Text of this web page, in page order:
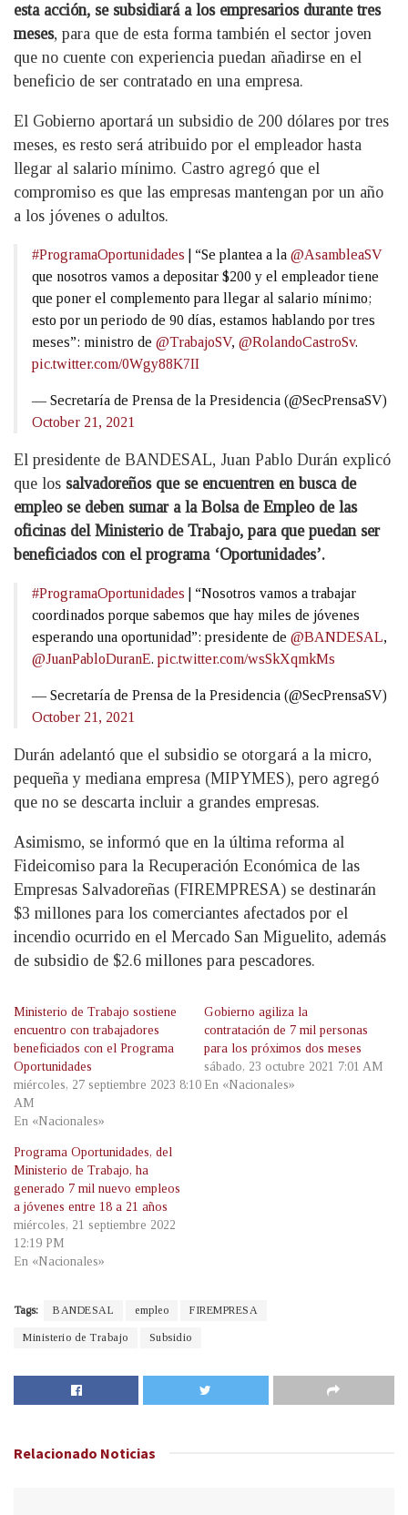
esta acción, se subsidiará a los empresarios durante tres
meses, para que de esta forma también el sector joven
que no cuente con experiencia puedan añadirse en el
beneficio de ser contratado en una empresa.
El Gobierno aportará un subsidio de 200 dólares por tres
meses, es resto será atribuido por el empleador hasta
llegar al salario mínimo. Castro agregó que el
compromiso es que las empresas mantengan por un año
a los jóvenes o adultos.
#ProgramaOportunidades | “Se plantea a la @AsambleaSV
que nosotros vamos a depositar $200 y el empleador tiene
que poner el complemento para llegar al salario mínimo;
esto por un periodo de 90 días, estamos hablando por tres
meses”: ministro de @TrabajoSV, @RolandoCastroSv.
pic.twitter.com/0Wgy88K7II
— Secretaría de Prensa de la Presidencia (@SecPrensaSV)
October 21, 2021
El presidente de BANDESAL, Juan Pablo Durán explicó
que los salvadoreños que se encuentren en busca de
empleo se deben sumar a la Bolsa de Empleo de las
oficinas del Ministerio de Trabajo, para que puedan ser
beneficiados con el programa ‘Oportunidades’.
#ProgramaOportunidades | “Nosotros vamos a trabajar
coordinados porque sabemos que hay miles de jóvenes
esperando una oportunidad”: presidente de @BANDESAL,
@JuanPabloDuranE. pic.twitter.com/wsSkXqmkMs
— Secretaría de Prensa de la Presidencia (@SecPrensaSV)
October 21, 2021
Durán adelantó que el subsidio se otorgará a la micro,
pequeña y mediana empresa (MIPYMES), pero agregó
que no se descarta incluir a grandes empresas.
Asimismo, se informó que en la última reforma al
Fideicomiso para la Recuperación Económica de las
Empresas Salvadoreñas (FIREMPRESA) se destinarán
$3 millones para los comerciantes afectados por el
incendio ocurrido en el Mercado San Miguelito, además
de subsidio de $2.6 millones para pescadores.
Ministerio de Trabajo sostiene
encuentro con trabajadores
beneficiados con el Programa
Oportunidades
miércoles, 27 septiembre 2023 8:10
AM
En «Nacionales»
Gobierno agiliza la
contratación de 7 mil personas
para los próximos dos meses
sábado, 23 octubre 2021 7:01 AM
En «Nacionales»
Programa Oportunidades, del
Ministerio de Trabajo, ha
generado 7 mil nuevo empleos
a jóvenes entre 18 a 21 años
miércoles, 21 septiembre 2022
12:19 PM
En «Nacionales»
Tags: BANDESAL empleo FIREMPRESA
Ministerio de Trabajo Subsidio
Relacionado Noticias